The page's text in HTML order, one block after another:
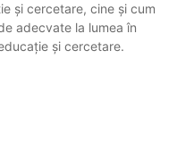
și cercetare, cine și cum
adecvate la lumea în
și cercetare.